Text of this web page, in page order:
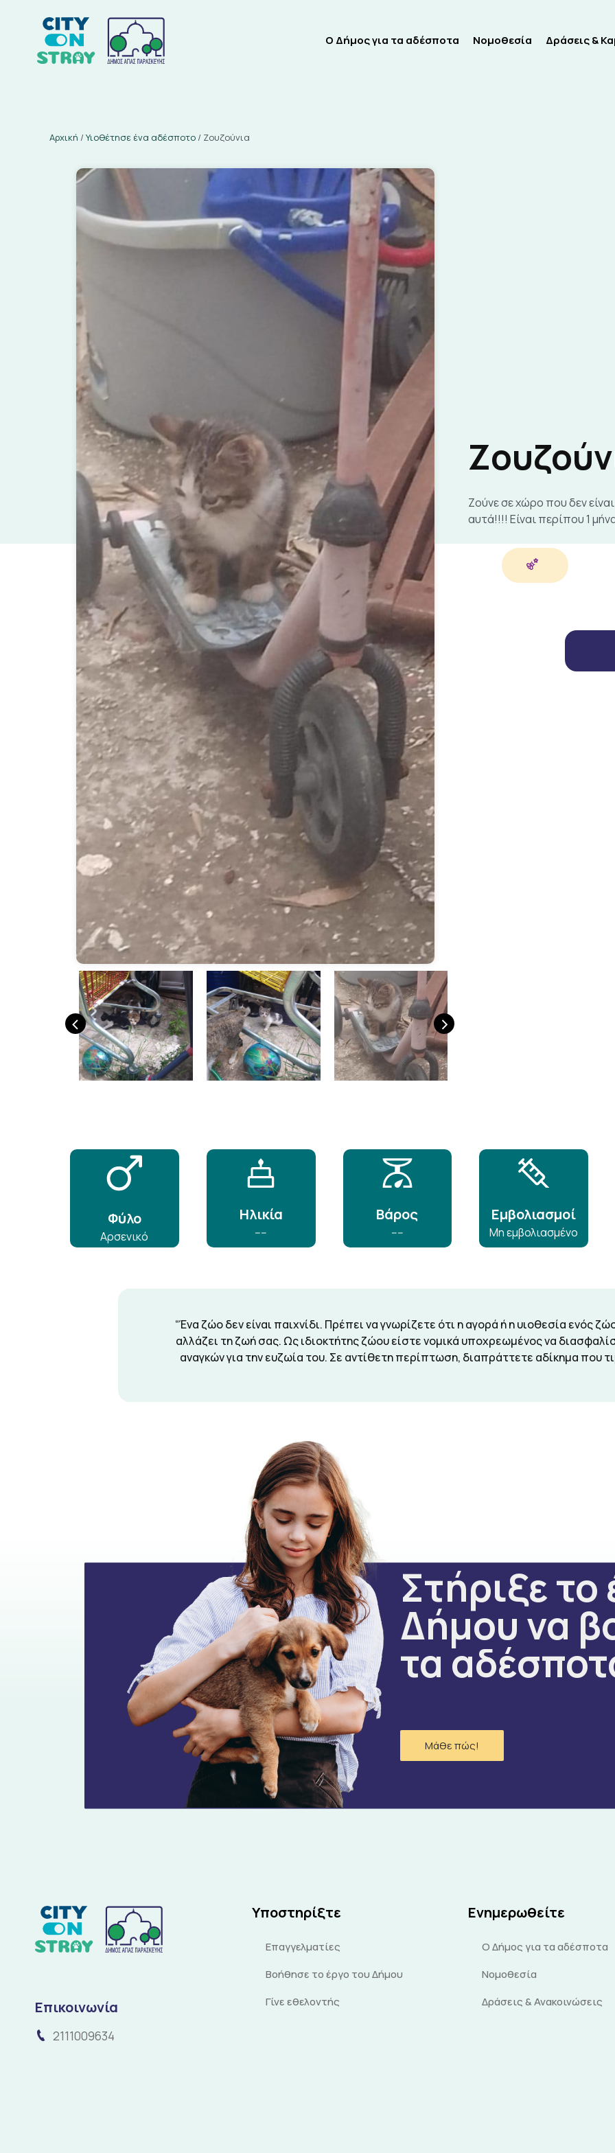
Ο Δήμος για τα αδέσποτα Νομοθεσία Δράσεις &
Αρχική / Υιοθέτησε ένα αδέσποτο / Ζουζούνια
Ζούνε σε χώρο που δεν
αυτά!!!! Είναι περίπου 1
‹ ›
Φύλο
Αρσενικό
Ηλικία
----
Βάρος
----
Εμβολιασμοί
Μη εμβολιασμένο
“Ένα ζώο δεν είναι παιχνίδι. Πρέπει να γνωρίζετε ότι η αγορά ή η υιοθεσία ενός
αλλάζει τη ζωή σας. Ως ιδιοκτήτης ζώου είστε νομικά υποχρεωμένος να
αναγκών για την ευζωία του. Σε αντίθετη περίπτωση, διαπράττετε αδίκημα που
Στήριξε το
Δήμου να
τα
Μάθε πώς!
Επικοινωνία
2111009634
Υποστηρίξτε
Επαγγελματίες
Βοήθησε το έργο του Δήμου
Γίνε εθελοντής
Ενημερωθείτε
Ο Δήμος για τα αδέσποτα
Νομοθεσία
Δράσεις & Ανακοινώσεις